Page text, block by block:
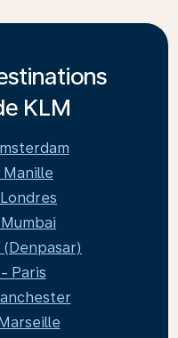
KLM
Paris